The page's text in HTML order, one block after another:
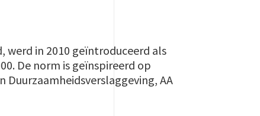
werd in 2010 geïntroduceerd als
De norm is geïnspireerd op
AA